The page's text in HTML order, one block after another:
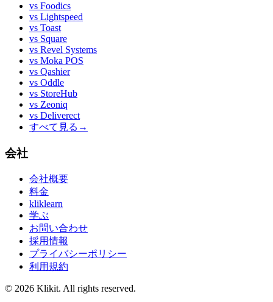
vs Foodics
vs Lightspeed
vs Toast
vs Square
vs Revel Systems
vs Moka POS
vs Qashier
vs Oddle
vs StoreHub
vs Zeoniq
vs Deliverect
すべて見る →
会社
会社概要
料金
kliklearn
学ぶ
お問い合わせ
採用情報
プライバシーポリシー
利用規約
© 2026 Klikit. All rights reserved.